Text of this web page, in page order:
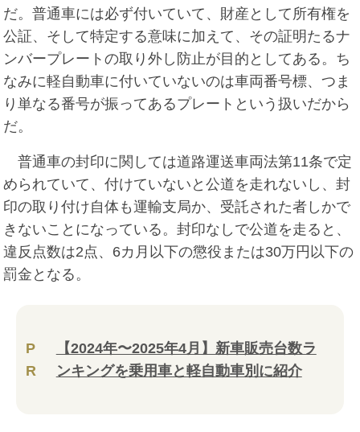
だ。普通車には必ず付いていて、財産として所有権を
公証、そして特定する意味に加えて、その証明たるナ
ンバープレートの取り外し防止が目的としてある。ち
なみに軽自動車に付いていないのは車両番号標、つま
り単なる番号が振ってあるプレートという扱いだから
だ。
普通車の封印に関しては道路運送車両法第11条で定
められていて、付けていないと公道を走れないし、封
印の取り付け自体も運輸支局か、受託された者しかで
きないことになっている。封印なしで公道を走ると、
違反点数は2点、6カ月以下の懲役または30万円以下の
罰金となる。
P
R
【2024年〜2025年4月】新車販売台数ラ
ンキングを乗用車と軽自動車別に紹介